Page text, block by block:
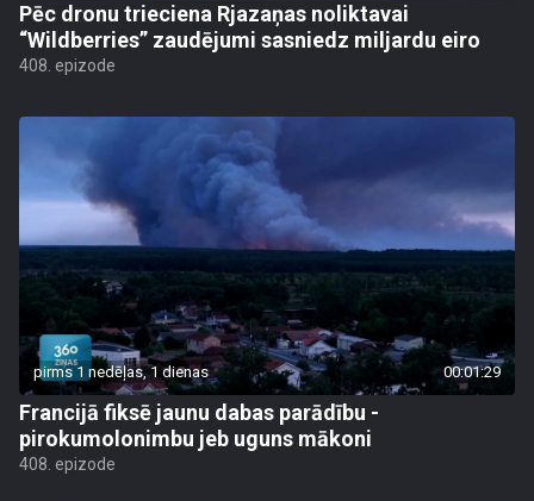
Pēc dronu trieciena Rjazaņas noliktavai
“Wildberries” zaudējumi sasniedz miljardu eiro
408. epizode
pirms 1 nedēļas, 1 dienas 00:01:29
Francijā fiksē jaunu dabas parādību -
pirokumolonimbu jeb uguns mākoni
408. epizode